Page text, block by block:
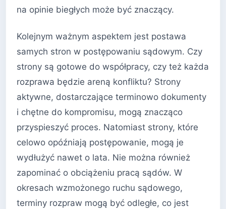
na opinie biegłych może być znaczący.
Kolejnym ważnym aspektem jest postawa
samych stron w postępowaniu sądowym. Czy
strony są gotowe do współpracy, czy też każda
rozprawa będzie areną konfliktu? Strony
aktywne, dostarczające terminowo dokumenty
i chętne do kompromisu, mogą znacząco
przyspieszyć proces. Natomiast strony, które
celowo opóźniają postępowanie, mogą je
wydłużyć nawet o lata. Nie można również
zapominać o obciążeniu pracą sądów. W
okresach wzmożonego ruchu sądowego,
terminy rozpraw mogą być odległe, co jest